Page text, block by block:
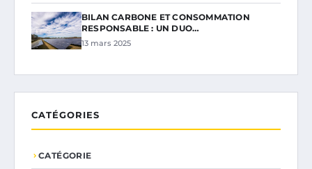
BILAN CARBONE ET CONSOMMATION
RESPONSABLE : UN DUO…
13 mars 2025
CATÉGORIES
CATÉGORIE